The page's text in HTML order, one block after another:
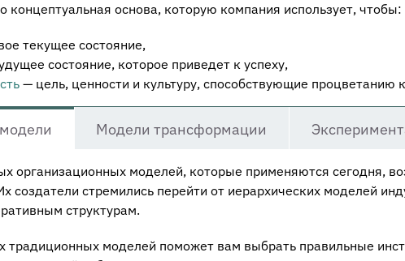
концептуальная основа, которую компания использует, чтобы:
текущее состояние,
состояние, которое приведет к успеху,
— цель, ценности и культуру, способствующие процветанию
Модели трансформации
организационных моделей, которые применяются сегодня,
создатели стремились перейти от иерархических моделей
структурам.
традиционных моделей поможет вам выбрать правильные